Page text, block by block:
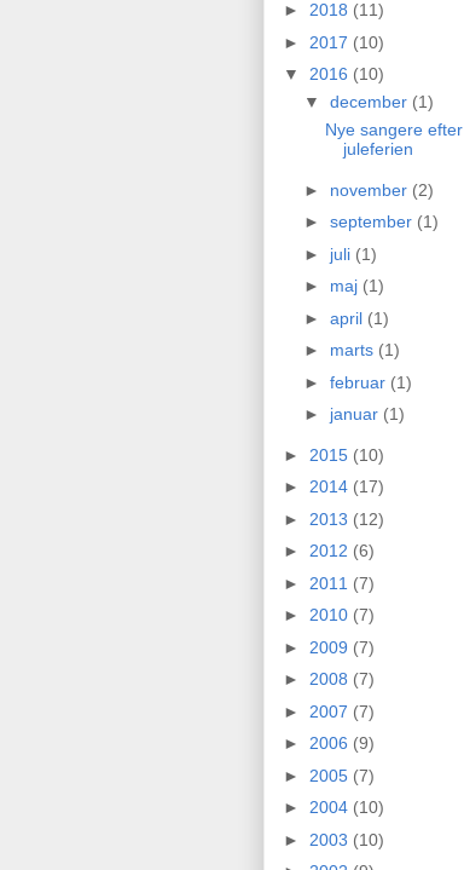
► 2018 (11)
► 2017 (10)
▼ 2016 (10)
▼ december (1)
Nye sangere efter
juleferien
► november (2)
► september (1)
► juli (1)
► maj (1)
► april (1)
► marts (1)
► februar (1)
► januar (1)
► 2015 (10)
► 2014 (17)
► 2013 (12)
► 2012 (6)
► 2011 (7)
► 2010 (7)
► 2009 (7)
► 2008 (7)
► 2007 (7)
► 2006 (9)
► 2005 (7)
► 2004 (10)
► 2003 (10)